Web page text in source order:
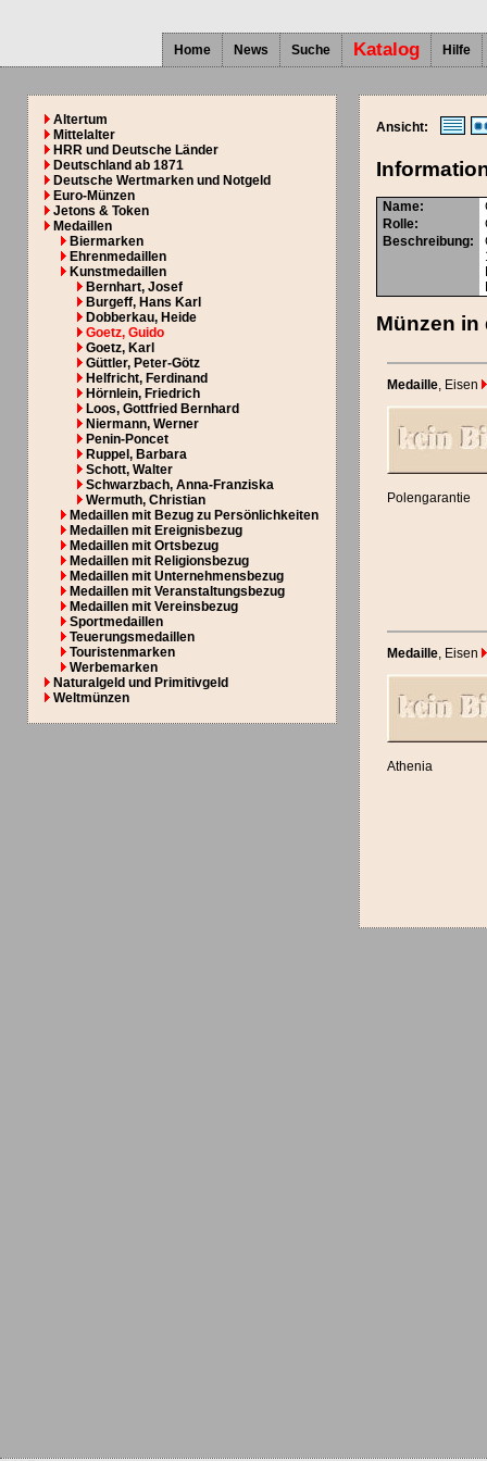
Home News Suche Katalog Hilfe
Altertum
Mittelalter
HRR und Deutsche Länder
Deutschland ab 1871
Deutsche Wertmarken und Notgeld
Euro-Münzen
Jetons & Token
Medaillen
Biermarken
Ehrenmedaillen
Kunstmedaillen
Bernhart, Josef
Burgeff, Hans Karl
Dobberkau, Heide
Goetz, Guido
Goetz, Karl
Güttler, Peter-Götz
Helfricht, Ferdinand
Hörnlein, Friedrich
Loos, Gottfried Bernhard
Niermann, Werner
Penin-Poncet
Ruppel, Barbara
Schott, Walter
Schwarzbach, Anna-Franziska
Wermuth, Christian
Medaillen mit Bezug zu Persönlichkeiten
Medaillen mit Ereignisbezug
Medaillen mit Ortsbezug
Medaillen mit Religionsbezug
Medaillen mit Unternehmensbezug
Medaillen mit Veranstaltungsbezug
Medaillen mit Vereinsbezug
Sportmedaillen
Teuerungsmedaillen
Touristenmarken
Werbemarken
Naturalgeld und Primitivgeld
Weltmünzen
Ansicht:
Name:
Rolle:
Beschreibung:
Münzen in
Medaille, Eisen
Polengarantie
Medaille, Eisen
Athenia